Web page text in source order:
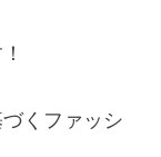
くファッシ